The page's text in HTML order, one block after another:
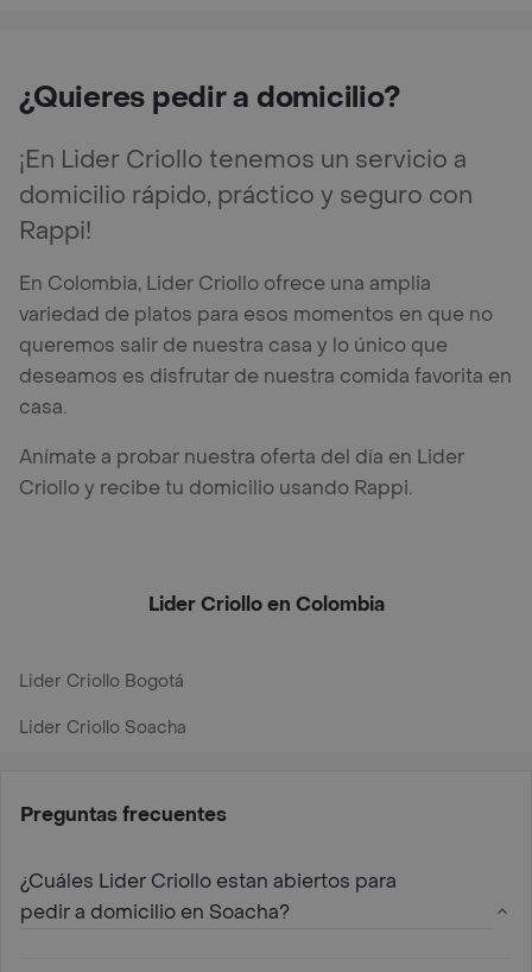
¿Quieres pedir a domicilio?
¡En Lider Criollo tenemos un servicio a
domicilio rápido, práctico y seguro con
Rappi!
En Colombia, Lider Criollo ofrece una amplia
variedad de platos para esos momentos en que no
queremos salir de nuestra casa y lo único que
deseamos es disfrutar de nuestra comida favorita en
casa.
Anímate a probar nuestra oferta del día en Lider
Criollo y recibe tu domicilio usando Rappi.
Lider Criollo en Colombia
Lider Criollo Bogotá
Lider Criollo Soacha
Preguntas frecuentes
¿Cuáles Lider Criollo estan abiertos para
pedir a domicilio en Soacha?